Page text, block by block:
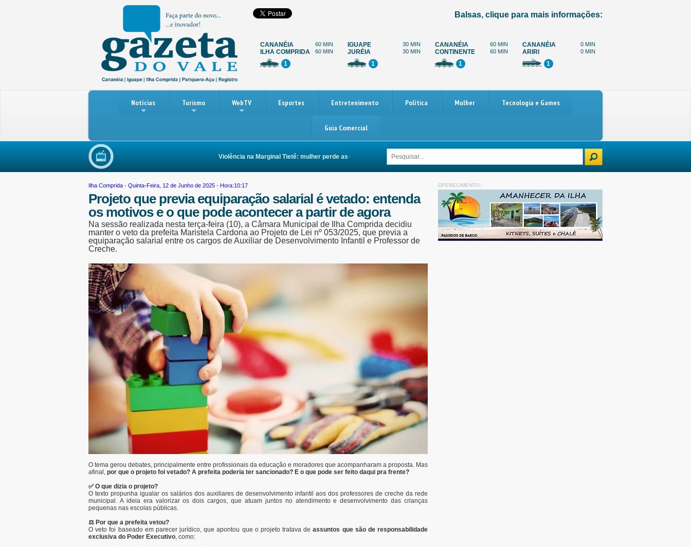
Balsas, clique para mais informações:
CANANÉIA 60 MIN
ILHA COMPRIDA 60 MIN
1
IGUAPE 30 MIN
JURÉIA 30 MIN
1
CANANÉIA 60 MIN
CONTINENTE 60 MIN
1
CANANÉIA 0 MIN
ARIRI 0 MIN
1
Notícias Turismo WebTV Esportes Entretenimento Política Mulher Tecnologia e Games
Guia Comercial
Violência na Marginal Tietê: mulher perde as duas pernas após ser arrastada por carro Paralisação dos caminhoneiros marcada para 4 de dezembro: o que
Ilha Comprida - Quinta-Feira, 12 de Junho de 2025 - Hora:10:17
Projeto que previa equiparação salarial é vetado: entenda
os motivos e o que pode acontecer a partir de agora
Na sessão realizada nesta terça-feira (10), a Câmara Municipal de Ilha Comprida decidiu
manter o veto da prefeita Maristela Cardona ao Projeto de Lei nº 053/2025, que previa a
equiparação salarial entre os cargos de Auxiliar de Desenvolvimento Infantil e Professor de
Creche.
O tema gerou debates, principalmente entre profissionais da educação e moradores que acompanharam a proposta. Mas
afinal, por que o projeto foi vetado? A prefeita poderia ter sancionado? E o que pode ser feito daqui pra frente?
✅ O que dizia o projeto?
O texto propunha igualar os salários dos auxiliares de desenvolvimento infantil aos dos professores de creche da rede
municipal. A ideia era valorizar os dois cargos, que atuam juntos no atendimento e desenvolvimento das crianças
pequenas nas escolas públicas.
⚖️ Por que a prefeita vetou?
O veto foi baseado em parecer jurídico, que apontou que o projeto tratava deassuntos que são de responsabilidade
exclusiva do Poder Executivo, como:
OFERECIMENTO: